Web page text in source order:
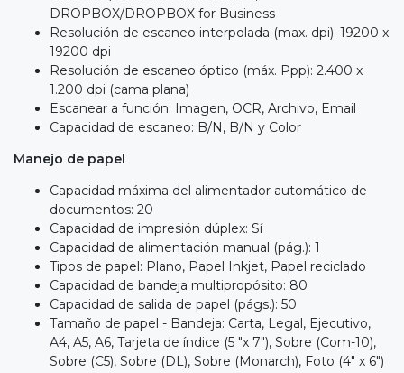
DROPBOX/DROPBOX for Business
Resolución de escaneo interpolada (max. dpi): 19200 x
19200 dpi
Resolución de escaneo óptico (máx. Ppp): 2.400 x
1.200 dpi (cama plana)
Escanear a función: Imagen, OCR, Archivo, Email
Capacidad de escaneo: B/N, B/N y Color
Manejo de papel
Capacidad máxima del alimentador automático de
documentos: 20
Capacidad de impresión dúplex: Sí
Capacidad de alimentación manual (pág.): 1
Tipos de papel: Plano, Papel Inkjet, Papel reciclado
Capacidad de bandeja multipropósito: 80
Capacidad de salida de papel (págs.): 50
Tamaño de papel - Bandeja: Carta, Legal, Ejecutivo,
A4, A5, A6, Tarjeta de índice (5 "x 7"), Sobre (Com-10),
Sobre (C5), Sobre (DL), Sobre (Monarch), Foto (4" x 6")